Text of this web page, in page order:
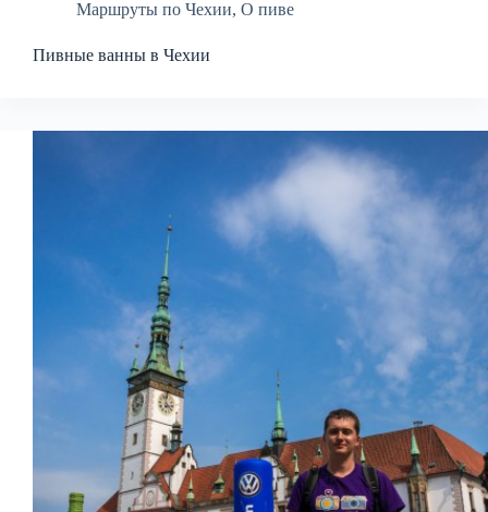
Маршруты по Чехии, О пиве
Пивные ванны в Чехии